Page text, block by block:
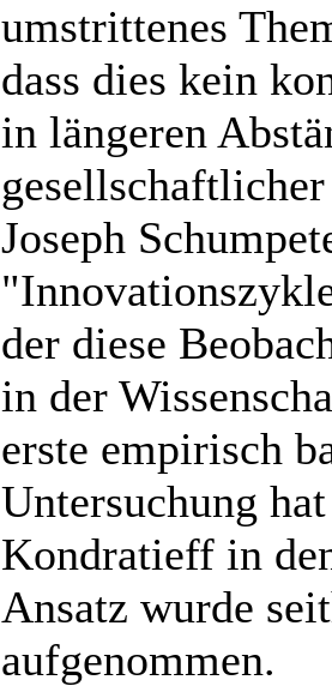
umstrittenes
dass dies kein
in längeren
Joseph
der diese
in der
erste empirisch
Untersuchung
Kondratieff in
Ansatz wurde
aufgenommen.